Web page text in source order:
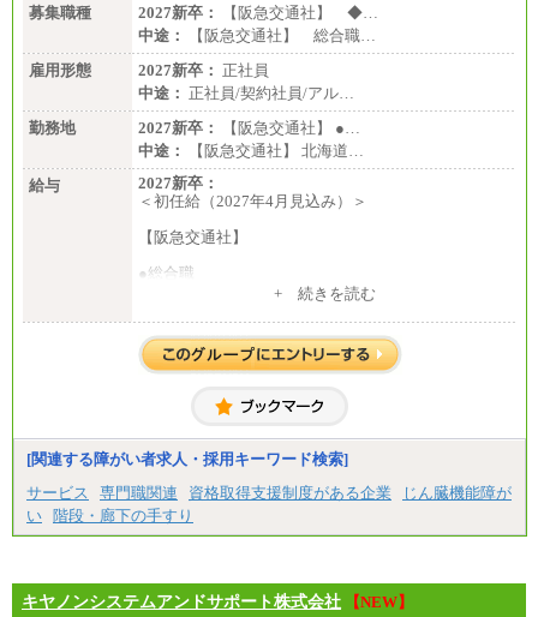
募集職種
2027新卒：
【阪急交通社】 ◆…
中途：
【阪急交通社】 総合職…
雇用形態
2027新卒： 正社員
中途： 正社員/契約社員/アル…
勤務地
2027新卒：
【阪急交通社】 ●…
中途：
【阪急交通社】 北海道…
給与
2027新卒：
＜初任給（2027年4月見込み）＞
【阪急交通社】
●総合職
(※3)、239,000円(※4)、237,000円（※5）
・専門・短大卒
(※3)、218,500円(※4)、216,500円（※5）
※1…東京都、埼玉県、千葉県、神奈川県
※2…大阪府、京都府、兵庫県、滋賀県
※3…愛知県、静岡県
※4…北海道、宮城県、栃木県、群馬県、長野県、新
潟県、富山県、石川県、岡山県、広島県、山口県、
香川県、福岡県
県、福島県、山形県
・月給には一律地域手当を含んだ金額を表示
+ 続きを読む
[関連する障がい者求人・採用キーワード検索]
サービス
専門職関連 資格取得支援制度がある企業
じん臓機能障が
い 階段・廊下の手すり
キヤノンシステムアンドサポート株式会社
【NEW】